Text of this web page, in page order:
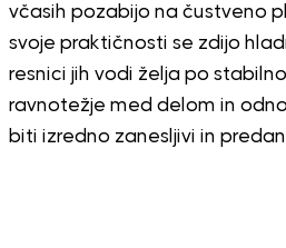
včasih pozabijo na čustveno
svoje praktičnosti se zdijo
resnici jih vodi želja po
ravnotežje med delom in
biti izredno zanesljivi in